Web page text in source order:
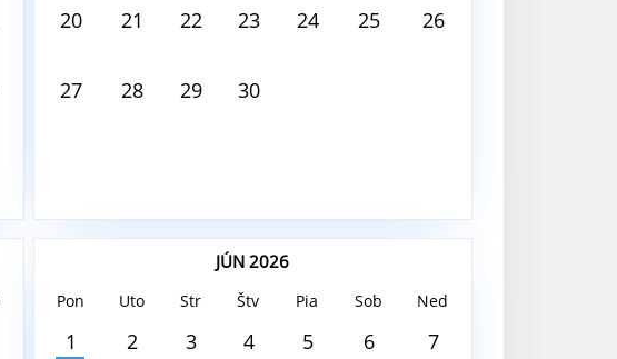
20 21 22 23 24 25 26
27 28 29 30
JÚN 2026
Pon Uto Str Štv Pia Sob Ned
1 2 3 4 5 6 7
August8, 2026